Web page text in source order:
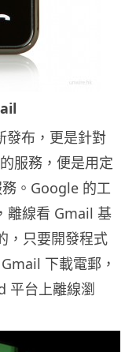
發布，更是針對
服務，便是用定
。Google 的工
離線看 Gmail 基
，只要開發程式
下載電郵，
平台上離線瀏